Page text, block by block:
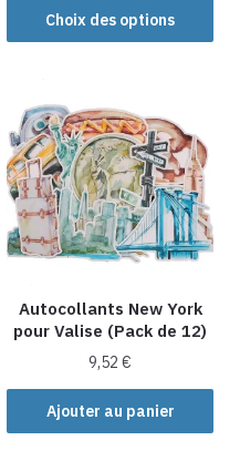
Choix des options
Ce
produit
variations.
Les
options
peuvent
être
choisies
la
page
du
produit
Autocollants New York
pour Valise (Pack de 12)
9,52€
Ajouter au panier